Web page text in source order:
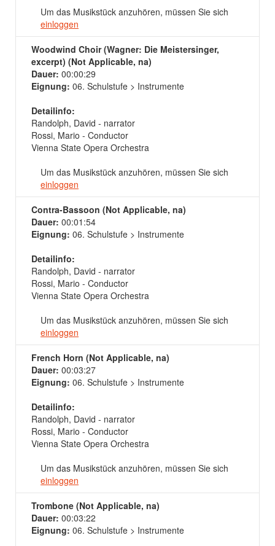
Um das Musikstück anzuhören, müssen Sie sich
einloggen
Woodwind Choir (Wagner: Die Meistersinger,
excerpt) (Not Applicable, na)
Dauer: 00:00:29
Eignung: 06. Schulstufe > Instrumente
Detailinfo:
Randolph, David - narrator
Rossi, Mario - Conductor
Vienna State Opera Orchestra
Um das Musikstück anzuhören, müssen Sie sich
einloggen
Contra-Bassoon (Not Applicable, na)
Dauer: 00:01:54
Eignung: 06. Schulstufe > Instrumente
Detailinfo:
Randolph, David - narrator
Rossi, Mario - Conductor
Vienna State Opera Orchestra
Um das Musikstück anzuhören, müssen Sie sich
einloggen
French Horn (Not Applicable, na)
Dauer: 00:03:27
Eignung: 06. Schulstufe > Instrumente
Detailinfo:
Randolph, David - narrator
Rossi, Mario - Conductor
Vienna State Opera Orchestra
Um das Musikstück anzuhören, müssen Sie sich
einloggen
Trombone (Not Applicable, na)
Dauer: 00:03:22
Eignung: 06. Schulstufe > Instrumente